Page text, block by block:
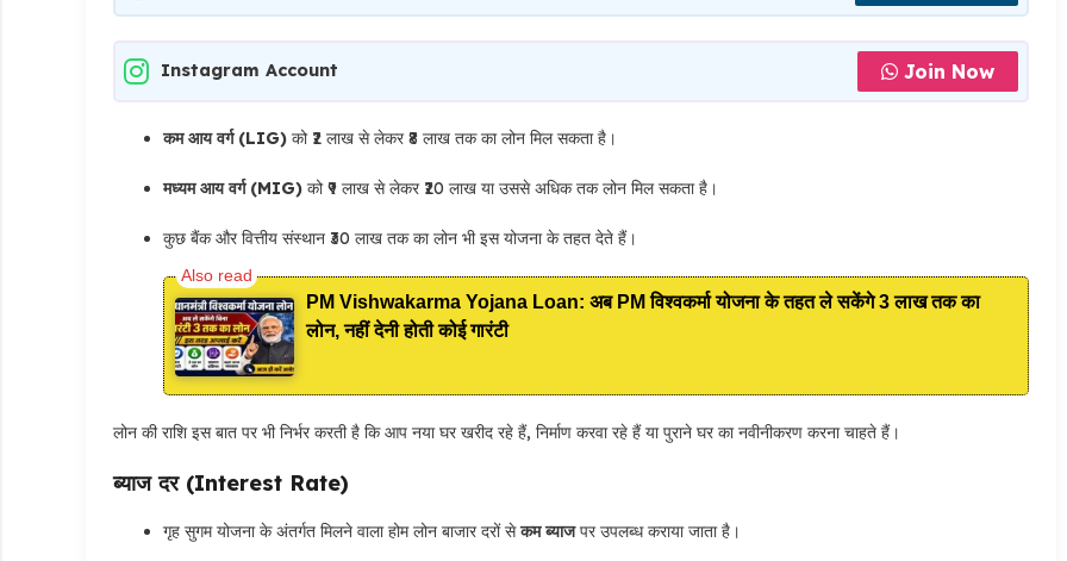
Instagram Account Join Now
कम आय वर्ग (LIG) को ₹2 लाख से लेकर ₹8 लाख तक का लोन मिल सकता है।
मध्यम आय वर्ग (MIG) को ₹9 लाख से लेकर ₹20 लाख या उससे अधिक तक लोन मिल सकता है।
कुछ बैंक और वित्तीय संस्थान ₹30 लाख तक का लोन भी इस योजना के तहत देते हैं।
PM Vishwakarma Yojana Loan: अब PM विश्वकर्मा योजना के तहत ले सकेंगे 3 लाख तक का
लोन, नहीं देनी होती कोई गारंटी
लोन की राशि इस बात पर भी निर्भर करती है कि आप नया घर खरीद रहे हैं, निर्माण करवा रहे हैं या पुराने घर का नवीनीकरण करना चाहते हैं।
ब्याज दर (Interest Rate)
गृह सुगम योजना के अंतर्गत मिलने वाला होम लोन बाजार दरों सेकम ब्याजपर उपलब्ध कराया जाता है।